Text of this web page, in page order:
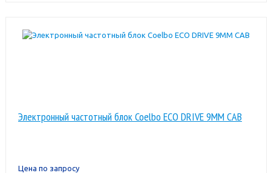
Электронный частотный блок Coelbo ECO DRIVE 9MM CAB
Цена по запросу